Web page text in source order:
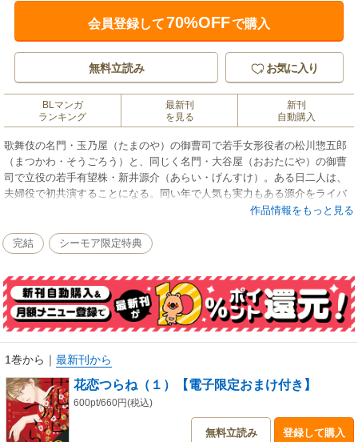
会員登録して70%OFFで購入
無料立読み お気に入り
BLマンガ
ランキング
最新刊
を見る
新刊
自動購入
歌舞伎の名門・玉乃屋（たまのや）の御曹司で若手女形役者の松川惣五郎
（まつかわ・そうごろう）と、同じく名門・大谷屋（おおたにや）の御曹
司で立役の若手有望株・新井源介（あらい・げんすけ）。ある日二人は、
夫婦役で初共演することになる。同い年で人気も実力もある源介をライバ
ル視していた惣五郎だが、源介から「ずっとお前と一緒に舞台に立ちたか
梨園の御曹司同士の恋絵巻、華やかに開幕――!!
【電子版限定おまけ付き】電子版描き下ろしカラーイラストペーパー(1点)
を収録!!
作品情報をもっと見る
完結 シーモア限定特典
1巻から ｜ 最新刊から
花恋つらね（１）【電子限定おまけ付き】
600pt/660円(税込)
無料立読み 登録して購入